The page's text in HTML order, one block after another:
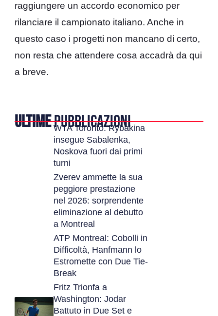
raggiungere un accordo economico per
rilanciare il campionato italiano. Anche in
questo caso i progetti non mancano di certo,
non resta che attendere cosa accadrà da qui
a breve.
ULTIMEPUBBLICAZIONI
WTA Toronto: Rybakina
insegue Sabalenka,
Noskova fuori dai primi
turni
Zverev ammette la sua
peggiore prestazione
nel 2026: sorprendente
eliminazione al debutto
a Montreal
ATP Montreal: Cobolli in
Difficoltà, Hanfmann lo
Estromette con Due Tie-
Break
Fritz Trionfa a
Washington: Jodar
Battuto in Due Set e